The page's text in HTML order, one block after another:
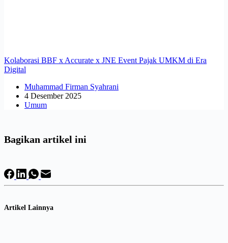
Kolaborasi BBF x Accurate x JNE Event Pajak UMKM di Era
Digital
Muhammad Firman Syahrani
4 Desember 2025
Umum
Bagikan artikel ini
Artikel Lainnya